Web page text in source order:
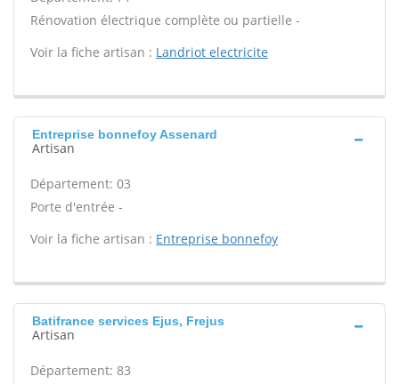
Rénovation électrique complète ou partielle -
Voir la fiche artisan : Landriot electricite
Entreprise bonnefoy Assenard
Artisan
Département: 03
Porte d'entrée -
Voir la fiche artisan : Entreprise bonnefoy
Batifrance services Ejus, Frejus
Artisan
Département: 83